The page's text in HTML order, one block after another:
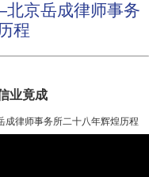
京岳成律师事务
程
业竟成
律师事务所二十八年辉煌历程